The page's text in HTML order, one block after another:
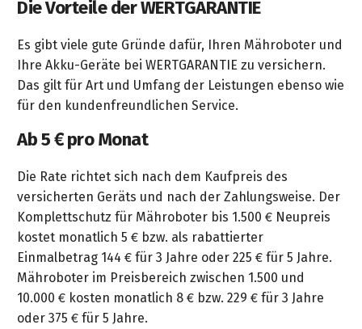
&
WEBER
Grills
und
Grill-
Zubehör
Kataloge
&
Prospekte
&
Prospekte
Handwerkzeuge
Unsere
Marken
Ansprechpartner
Kataloge
&
Prospekte
Videos
Die Vorteile der WERTGARANTIE
Es gibt viele gute Gründe dafür, Ihren Mähroboter und
Ihre Akku-Geräte bei WERTGARANTIE zu versichern.
Das gilt für Art und Umfang der Leistungen ebenso wie
für den kundenfreundlichen Service.
Ab 5 € pro Monat
Die Rate richtet sich nach dem Kaufpreis des
versicherten Geräts und nach der Zahlungsweise. Der
Komplettschutz für Mähroboter bis 1.500 € Neupreis
kostet monatlich 5 € bzw. als rabattierter
Einmalbetrag 144 € für 3 Jahre oder 225 € für 5 Jahre.
Mähroboter im Preisbereich zwischen 1.500 und
10.000 € kosten monatlich 8 € bzw. 229 € für 3 Jahre
oder 375 € für 5 Jahre.